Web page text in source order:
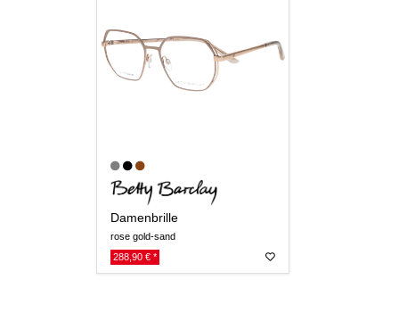
Damenbrille
rose gold-sand
288,90 € *